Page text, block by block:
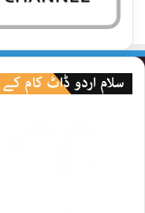
سلام اردو ڈاٹ کام